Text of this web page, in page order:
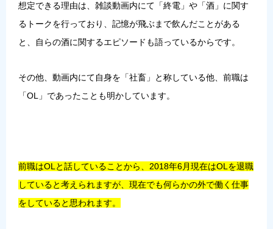
想定できる理由は、雑談動画内にて「終電」や「酒」に関す
るトークを行っており、記憶が飛ぶまで飲んだことがある
と、自らの酒に関するエピソードも語っているからです。
その他、動画内にて自身を「社畜」と称している他、前職は
「OL」であったことも明かしています。
前職はOLと話していることから、2018年6月現在はOLを退職
していると考えられますが、現在でも何らかの外で働く仕事
をしていると思われます。